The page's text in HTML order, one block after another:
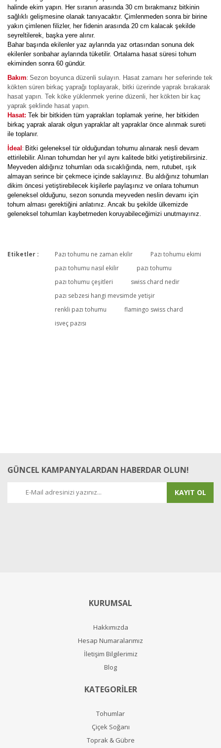
halinde ekim yapın. Her sıranın arasında 30 cm bırakmanız bitkinin
sağlıklı gelişmesine olanak tanıyacaktır. Çimlenmeden sonra bir birine
yakın çimlenen filizler, her fidenin arasında 20 cm kalacak şekilde
seyreltilerek, başka yere alınır.
Bahar başında ekilenler yaz aylarında yaz ortasından sonuna dek
ekilenler sonbahar aylarında tüketilir. Ortalama hasat süresi tohum
ekiminden sonra 60 gündür.
Bakım: Sezon boyunca düzenli sulayın. Hasat zamanı her seferinde tek
kökten süren birkaç yaprağı toplayarak, bitki üzerinde yaprak bırakarak
hasat yapın. Tek köke yüklenmek yerine düzenli, her kökten bir kaç
yaprak şeklinde hasat yapın.
Hasat: Tek bir bitkiden tüm yaprakları toplamak yerine, her bitkiden
birkaç yaprak alarak olgun yapraklar alt yapraklar önce alınmak sureti
ile toplanır.
İdeal : Bitki geleneksel tür olduğundan tohumu alınarak nesli devam
ettirilebilir. Alınan tohumdan her yıl aynı kalitede bitki yetiştirebilirsiniz.
Meyveden aldığınız tohumları oda sıcaklığında, nem, rutubet, ışık
almayan serince bir çekmece içinde saklayınız. Bu aldığınız tohumları
dikim öncesi yetiştirebilecek kişilerle paylaşınız ve onlara tohumun
geleneksel olduğunu, sezon sonunda meyveden neslin devamı için
tohum alması gerektiğini anlatınız. Ancak bu şekilde ülkemizde
geleneksel tohumları kaybetmeden koruyabileceğimizi unutmayınız.
Bu ürüne ilk yorumu siz yapın!
Yorum Yaz
Etiketler : Pazı tohumu ne zaman ekilir
Pazı tohumu ekimi
pazı tohumu nasıl ekilir
pazı tohumu
pazı tohumu çeşitleri
swiss chard nedir
pazı sebzesi hangi mevsimde yetişir
renkli pazı tohumu
flamingo swiss chard
isveç pazısı
GÜNCEL KAMPANYALARDAN HABERDAR OLUN!
KAYIT OL
KURUMSAL
Hakkımızda
Hesap Numaralarımız
İletişim Bilgilerimiz
Blog
KATEGORİLER
Tohumlar
Çiçek Soğanı
Toprak & Gübre